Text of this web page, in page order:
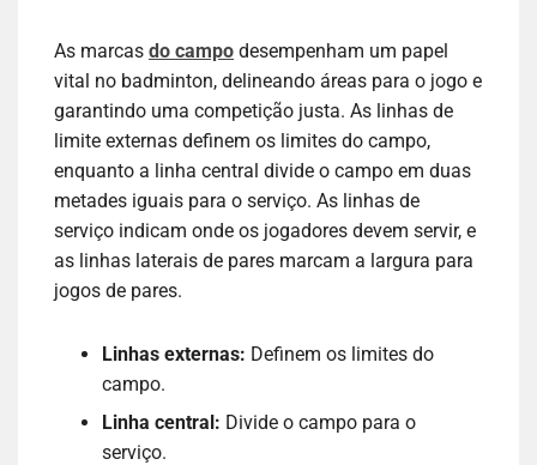
As marcas do campo desempenham um papel
vital no badminton, delineando áreas para o jogo e
garantindo uma competição justa. As linhas de
limite externas definem os limites do campo,
enquanto a linha central divide o campo em duas
metades iguais para o serviço. As linhas de
serviço indicam onde os jogadores devem servir, e
as linhas laterais de pares marcam a largura para
jogos de pares.
Linhas externas: Definem os limites do
campo.
Linha central: Divide o campo para o
serviço.